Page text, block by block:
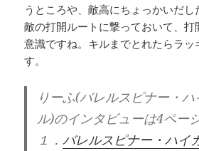
うところや、敵高にちょっかいだし
敵の打開ルートに撃っておいて、打
意識ですね。キルまでとれたらラッ
す。
りーふ(バレルスピナー・
ル)のインタビューは4ペー
１．バレルスピナー・ハイ